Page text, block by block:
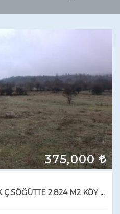
375,000
SİNERJİ’DEN HARMANCIK Ç.SÖĞÜTTE 2.824 M2 KÖY DİBİ SATILIK BAHÇE